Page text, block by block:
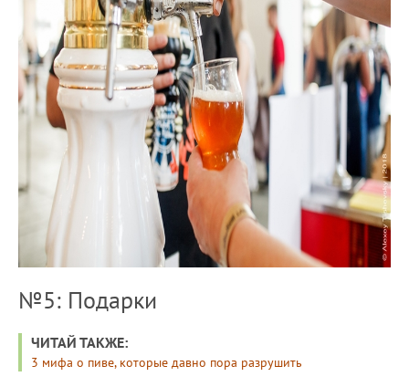
№5: Подарки
ЧИТАЙ ТАКЖЕ:
3 мифа о пиве, которые давно пора разрушить